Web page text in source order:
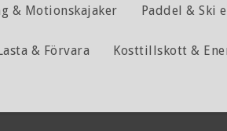
& Motionskajaker Paddel & Ski
Lasta & Förvara Kosttillskott &